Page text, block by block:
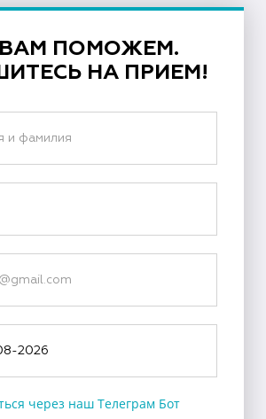
ПОМОЖЕМ.
НА ПРИЕМ!
через наш Телеграм Бот